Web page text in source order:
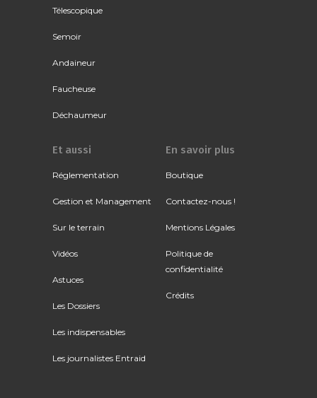
Télescopique
Semoir
Andaineur
Faucheuse
Déchaumeur
Et aussi
Réglementation
Gestion et Management
Sur le terrain
Vidéos
Astuces
Les Dossiers
Les indispensables
Les journalistes Entraid
En savoir plus
Boutique
Contactez-nous !
Mentions Légales
Politique de
confidentialité
Crédits